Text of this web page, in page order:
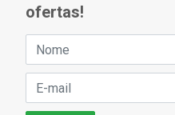
ofertas!